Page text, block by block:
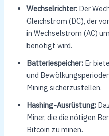
Wechselrichter:Der
Gleichstrom (DC), der
in Wechselstrom (AC)
benötigt wird.
Batteriespeicher:Er
und
Mining sicherzustellen.
Hashing-Ausrüstung:
Miner, die die nötigen
Bitcoin zu minen.